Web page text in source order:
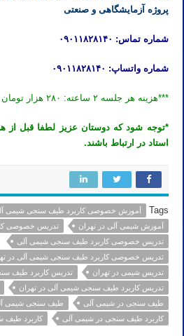
پروژه آزمایشگاهی و صنعتی
شماره تماس: ۰۹۰۱۱۸۲۸۱۴۰
شماره واتساپ: ۰۹۰۱۱۸۲۸۱۴۰
***هزینه هر جلسه ۲ ساعته: ۲۸۰ هزار تومان
*توجه شود که دوستان عزیز لطفا قبل از
استاد در ارتباط باشند.
Tags
آموزش خصوصی کاربرد طیف سنجی شیمی
آموزش شیمی آلی در تهران
تدریس خصوصی
تدریس خصوصی کاربرد طیف سنجی شیمی آلی
تدریس خصوصی کاربرد طیف سنجی شیمی آلی در
تدریس شیمی در تهران
تدریس کاربرد طیف
تدریس کاربرد طیف سنجی شیمی آلی در تهران
طیف سنجی در شیمی آلی
طیف سنجی شیمی
کاربرد طیف سنجی در شیمی آلی
کاربرد طیف